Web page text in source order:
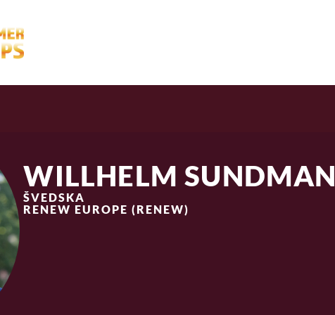
WILLHELM SUNDMAN
ŠVEDSKA
RENEW EUROPE (RENEW)